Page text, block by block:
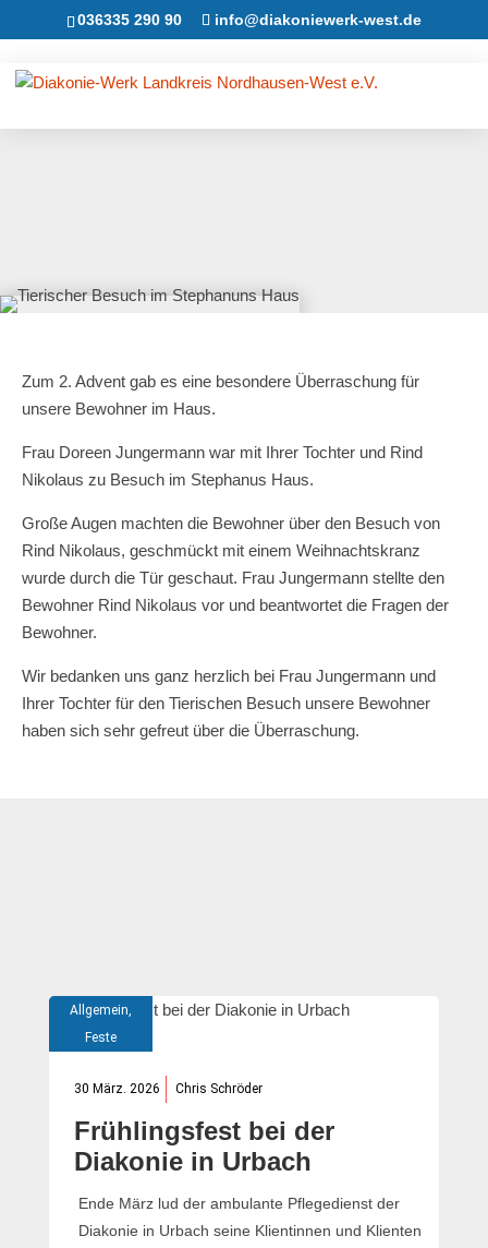
036335 290 90 info@diakoniewerk-west.de
Zum 2. Advent gab es eine besondere Überraschung für
unsere Bewohner im Haus.
Frau Doreen Jungermann war mit Ihrer Tochter und Rind
Nikolaus zu Besuch im Stephanus Haus.
Große Augen machten die Bewohner über den Besuch von
Rind Nikolaus, geschmückt mit einem Weihnachtskranz
wurde durch die Tür geschaut. Frau Jungermann stellte den
Bewohner Rind Nikolaus vor und beantwortet die Fragen der
Bewohner.
Wir bedanken uns ganz herzlich bei Frau Jungermann und
Ihrer Tochter für den Tierischen Besuch unsere Bewohner
haben sich sehr gefreut über die Überraschung.
Allgemein,
Feste
30 März. 2026 Chris Schröder
Frühlingsfest bei der
Diakonie in Urbach
Ende März lud der ambulante Pflegedienst der
Diakonie in Urbach seine Klientinnen und Klienten